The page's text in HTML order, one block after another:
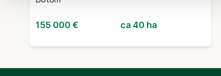
155 000 € ca 40 ha